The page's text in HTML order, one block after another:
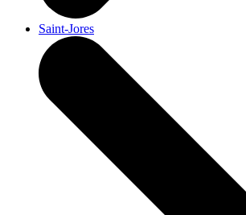
Saint-Jores